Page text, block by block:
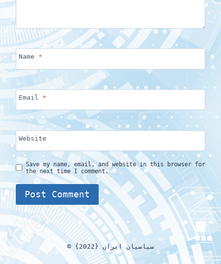
Name *
Email *
Website
Save my name, email, and website in this browser for
the next time I comment.
© {2022} سیاسیان ایران